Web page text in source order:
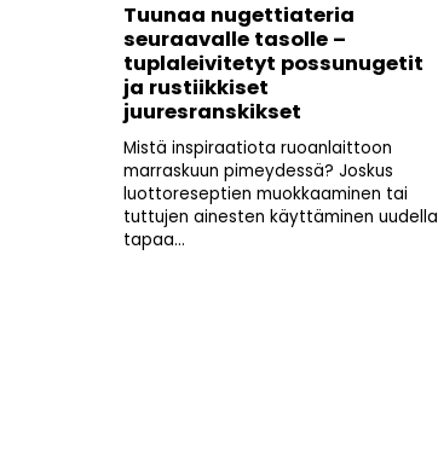
Tuunaa nugettiateria
seuraavalle tasolle –
tuplaleivitetyt possunugetit
ja rustiikkiset
juuresranskikset
Mistä inspiraatiota ruoanlaittoon
marraskuun pimeydessä? Joskus
luottoreseptien muokkaaminen tai
tuttujen ainesten käyttäminen uudella
tapaa...